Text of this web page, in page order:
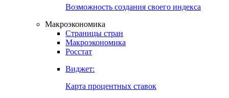
Возможность создания своего индекса
Макроэкономика
Страницы стран
Макроэкономика
Росстат
Виджет:
Карта процентных ставок